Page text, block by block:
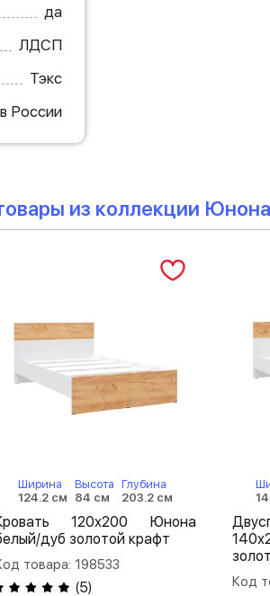
да
ЛДСП
Тэкс
России
из коллекции Юнона
Ширина
124.2 см
Высота
84 см
Глубина
203.2 см
120х200 Юнона
дуб золотой крафт
товара: 198533
(5) Код